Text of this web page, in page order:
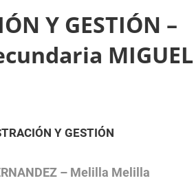
Y GESTIÓN –
MIGUEL
Y GESTIÓN
– Melilla Melilla